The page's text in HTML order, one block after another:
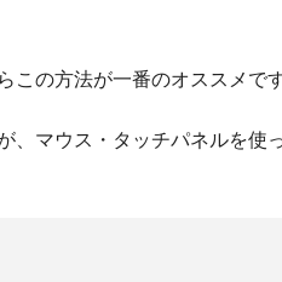
の方法が一番のオススメです
、マウス・タッチパネルを使